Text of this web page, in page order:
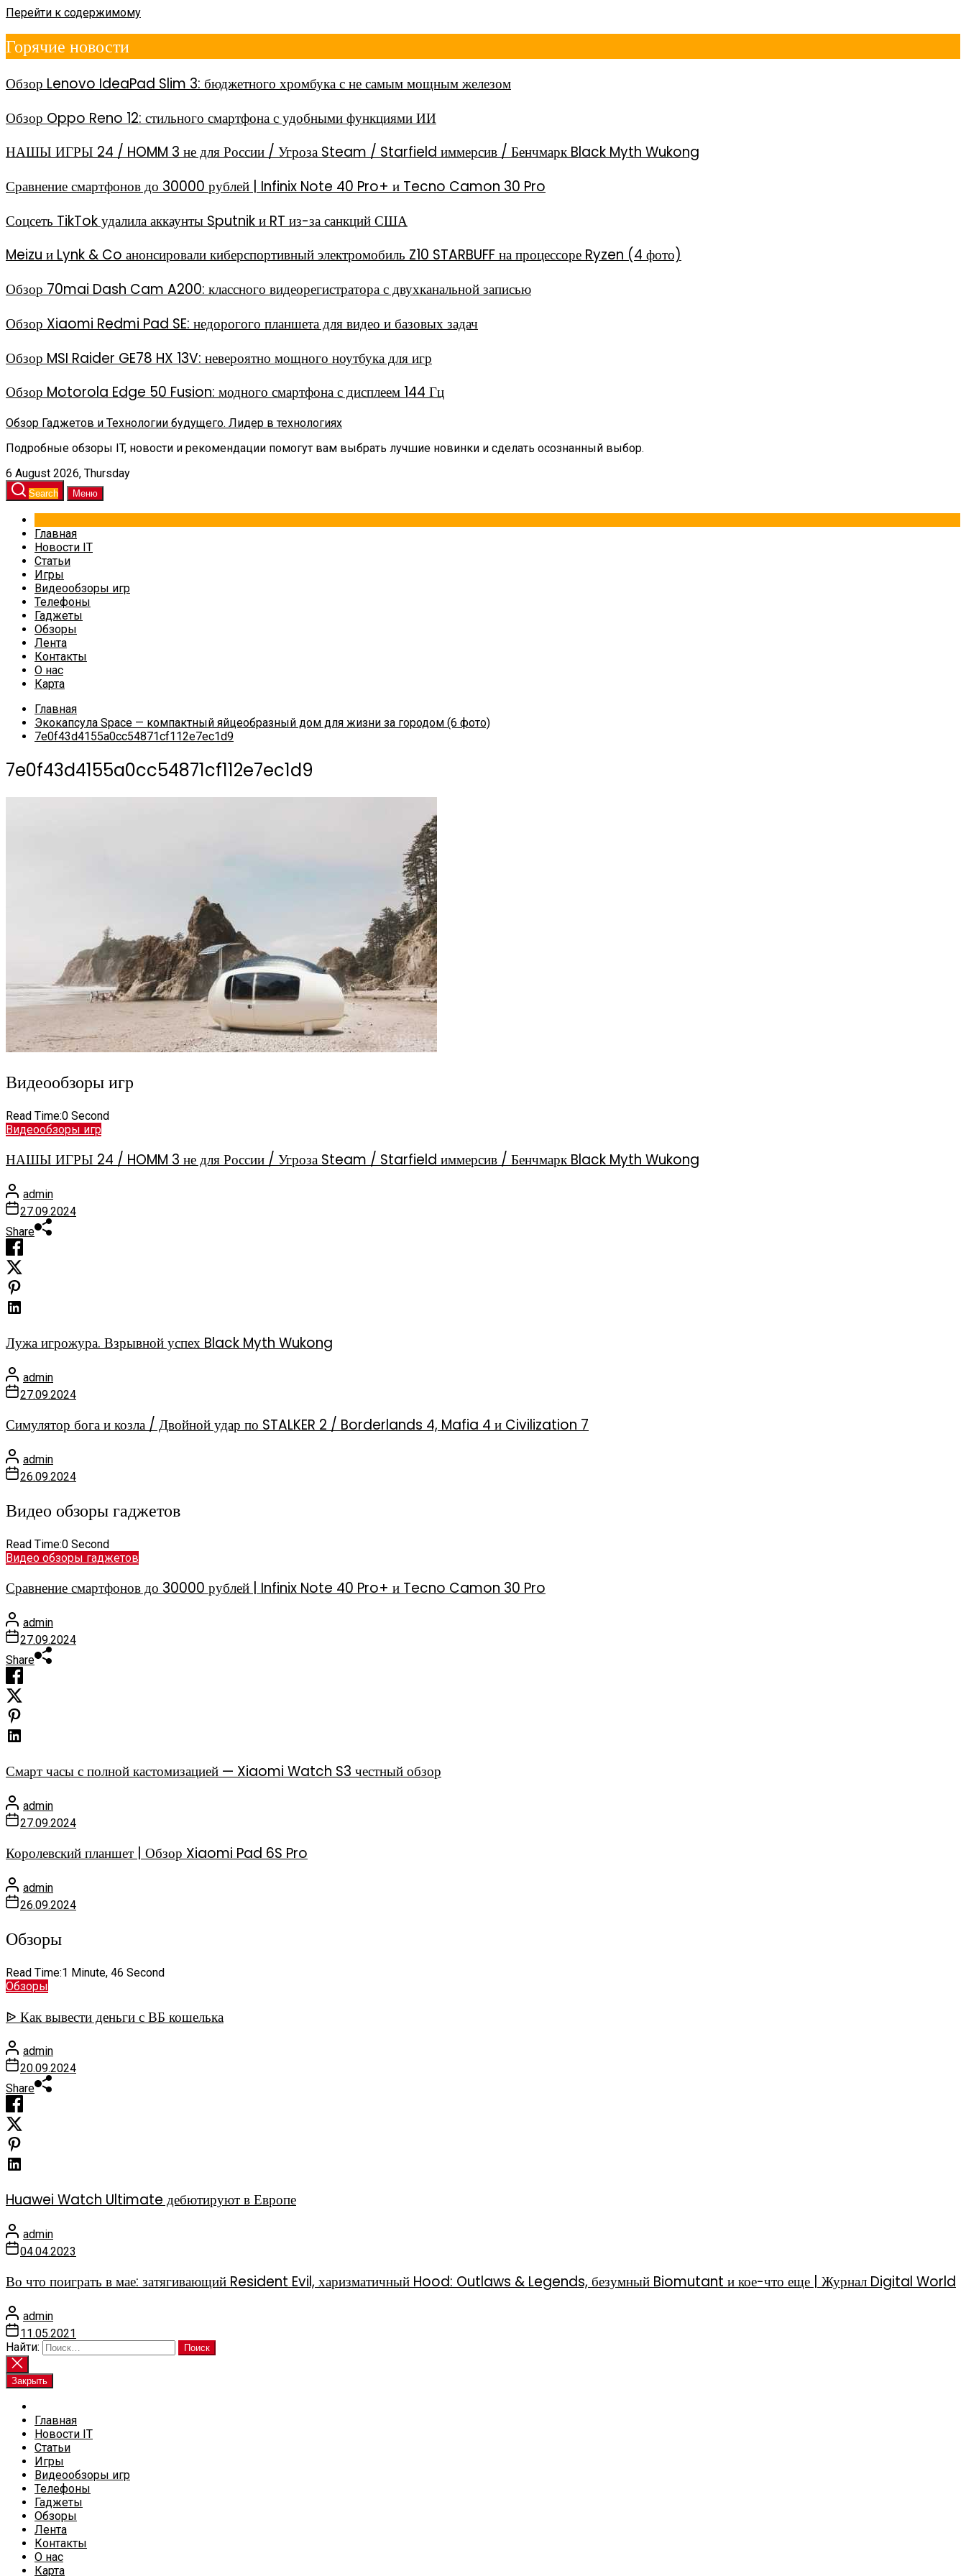
Перейти к содержимому
Горячие новости
Обзор Lenovo IdeaPad Slim 3: бюджетного хромбука с не самым мощным железом
Обзор Oppo Reno 12: стильного смартфона с удобными функциями ИИ
НАШЫ ИГРЫ 24 / HOMM 3 не для России / Угроза Steam / Starfield иммерсив / Бенчмарк Black Myth Wukong
Сравнение смартфонов до 30000 рублей | Infinix Note 40 Pro+ и Tecno Camon 30 Pro
Соцсеть TikTok удалила аккаунты Sputnik и RT из-за санкций США
Meizu и Lynk & Co анонсировали киберспортивный электромобиль Z10 STARBUFF на процессоре Ryzen (4 фото)
Обзор 70mai Dash Cam A200: классного видеорегистратора с двухканальной записью
Обзор Xiaomi Redmi Pad SE: недорогого планшета для видео и базовых задач
Обзор MSI Raider GE78 HX 13V: невероятно мощного ноутбука для игр
Обзор Motorola Edge 50 Fusion: модного смартфона с дисплеем 144 Гц
Обзор Гаджетов и Технологии будущего. Лидер в технологиях
Подробные обзоры IT, новости и рекомендации помогут вам выбрать лучшие новинки и сделать осознанный выбор.
6 August 2026, Thursday
Search Меню
Главная
Новости IT
Статьи
Игры
Видеообзоры игр
Телефоны
Гаджеты
Обзоры
Лента
Контакты
О нас
Карта
Главная
Экокапсула Space — компактный яйцеобразный дом для жизни за городом (6 фото)
7e0f43d4155a0cc54871cf112e7ec1d9
7e0f43d4155a0cc54871cf112e7ec1d9
Видеообзоры игр
Read Time:0 Second
Видеообзоры игр
НАШЫ ИГРЫ 24 / HOMM 3 не для России / Угроза Steam / Starfield иммерсив / Бенчмарк Black Myth Wukong
admin
27.09.2024
Share
Лужа игрожура. Взрывной успех Black Myth Wukong
admin
27.09.2024
Симулятор бога и козла / Двойной удар по STALKER 2 / Borderlands 4, Mafia 4 и Civilization 7
admin
26.09.2024
Видео обзоры гаджетов
Read Time:0 Second
Видео обзоры гаджетов
Сравнение смартфонов до 30000 рублей | Infinix Note 40 Pro+ и Tecno Camon 30 Pro
admin
27.09.2024
Share
Смарт часы с полной кастомизацией — Xiaomi Watch S3 честный обзор
admin
27.09.2024
Королевский планшет | Обзор Xiaomi Pad 6S Pro
admin
26.09.2024
Обзоры
Read Time:1 Minute, 46 Second
Обзоры
ᐉ Как вывести деньги с ВБ кошелька
admin
20.09.2024
Share
Huawei Watch Ultimate дебютируют в Европе
admin
04.04.2023
Во что поиграть в мае: затягивающий Resident Evil, харизматичный Hood: Outlaws & Legends, безумный Biomutant и кое-что еще | Журнал Digital World
admin
11.05.2021
Найти:
Закрыть
Главная
Новости IT
Статьи
Игры
Видеообзоры игр
Телефоны
Гаджеты
Обзоры
Лента
Контакты
О нас
Карта